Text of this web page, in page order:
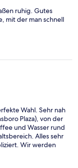
ruhig. Gutes
mit der man schnell
Wahl. Sehr nah
Plaza), von der
und Wasser rund
Alles sehr
Wir werden